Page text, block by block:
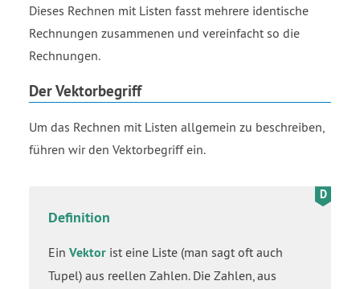
Dieses Rechnen mit Listen fasst mehrere identische
Rechnungen zusammenen und vereinfacht so die
Rechnungen.
Der Vektorbegriff
Um das Rechnen mit Listen allgemein zu beschreiben,
führen wir den Vektorbegriff ein.
Definition
Ein Vektor ist eine Liste (man sagt oft auch
Tupel) aus reellen Zahlen. Die Zahlen, aus